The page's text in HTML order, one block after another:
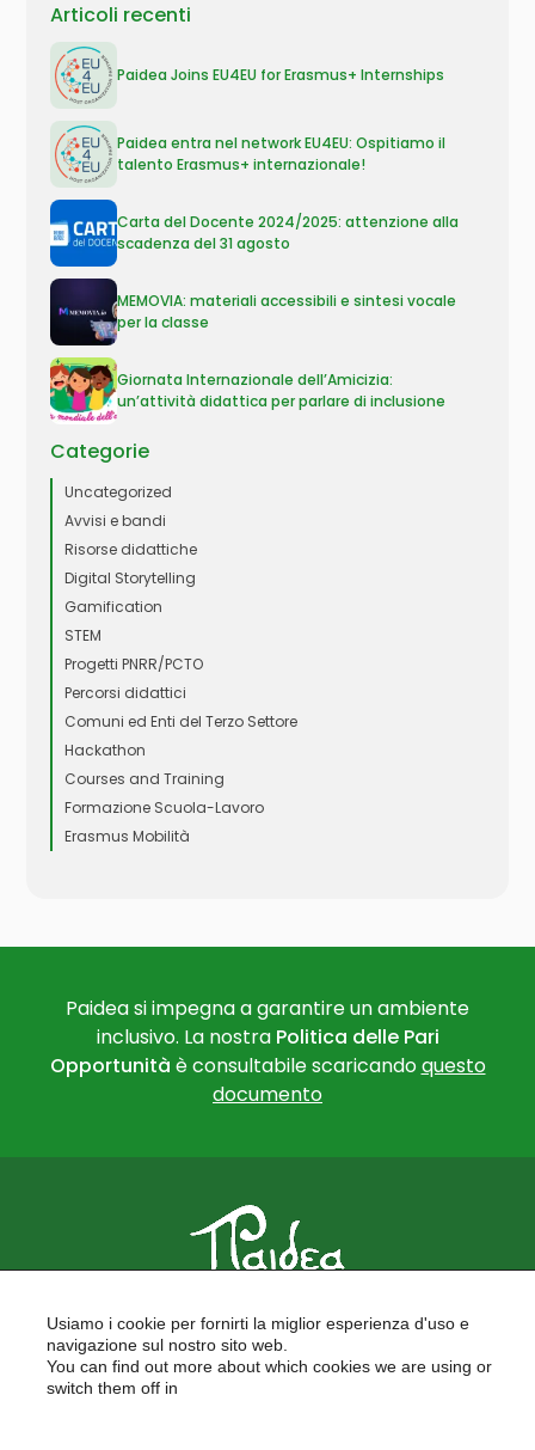
Articoli recenti
Paidea Joins EU4EU for Erasmus+ Internships
Paidea entra nel network EU4EU: Ospitiamo il
talento Erasmus+ internazionale!
Carta del Docente 2024/2025: attenzione alla
scadenza del 31 agosto
MEMOVIA: materiali accessibili e sintesi vocale
per la classe
Giornata Internazionale dell’Amicizia:
un’attività didattica per parlare di inclusione
Categorie
Uncategorized
Avvisi e bandi
Risorse didattiche
Digital Storytelling
Gamification
STEM
Progetti PNRR/PCTO
Percorsi didattici
Comuni ed Enti del Terzo Settore
Hackathon
Courses and Training
Formazione Scuola-Lavoro
Erasmus Mobilità
Paidea si impegna a garantire un ambiente
inclusivo. La nostra Politica delle Pari
Opportunità è consultabile scaricandoquesto
documento
FORMAZIONE PER LE SCUOLE
FORMAZIONE PROFESSIONALE
PROGETTI EUROPEI
Usiamo i cookie per fornirti la miglior esperienza d'uso e
navigazione sul nostro sito web.
You can find out more about which cookies we are using or
switch them off in